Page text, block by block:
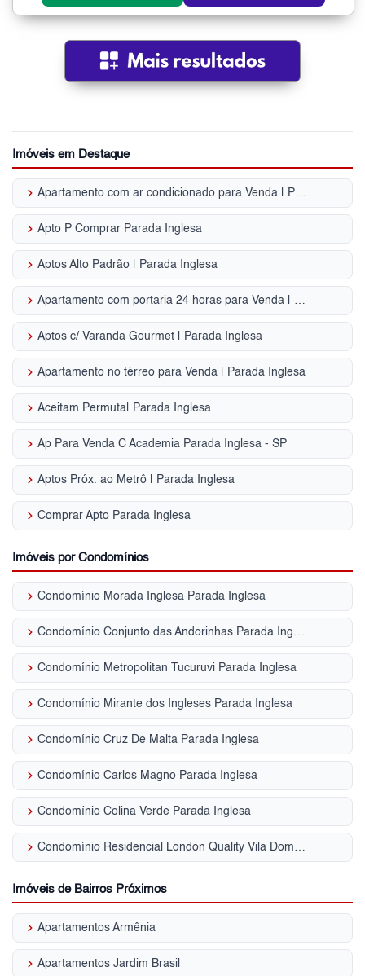
Imóveis em Destaque
keyboard_arrow_right Apartamento com ar condicionado para Venda | Parada Inglesa
keyboard_arrow_right Apto P Comprar Parada Inglesa
keyboard_arrow_right Aptos Alto Padrão | Parada Inglesa
keyboard_arrow_right Apartamento com portaria 24 horas para Venda | Parada Inglesa
keyboard_arrow_right Aptos c/ Varanda Gourmet | Parada Inglesa
keyboard_arrow_right Apartamento no térreo para Venda | Parada Inglesa
keyboard_arrow_right Aceitam Permuta| Parada Inglesa
keyboard_arrow_right Ap Para Venda C Academia Parada Inglesa - SP
keyboard_arrow_right Aptos Próx. ao Metrô | Parada Inglesa
keyboard_arrow_right Comprar Apto Parada Inglesa
Imóveis por Condomínios
keyboard_arrow_right Condomínio Morada Inglesa Parada Inglesa
keyboard_arrow_right Condomínio Conjunto das Andorinhas Parada Inglesa
keyboard_arrow_right Condomínio Metropolitan Tucuruvi Parada Inglesa
keyboard_arrow_right Condomínio Mirante dos Ingleses Parada Inglesa
keyboard_arrow_right Condomínio Cruz De Malta Parada Inglesa
keyboard_arrow_right Condomínio Carlos Magno Parada Inglesa
keyboard_arrow_right Condomínio Colina Verde Parada Inglesa
keyboard_arrow_right Condomínio Residencial London Quality Vila Dom Pedro II
Imóveis de Bairros Próximos
keyboard_arrow_right Apartamentos Armênia
keyboard_arrow_right Apartamentos Jardim Brasil